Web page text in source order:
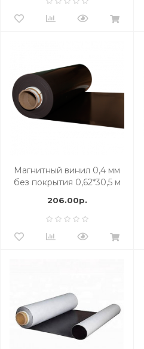
Магнитный винил 0,4 мм
без покрытия 0,62*30,5 м
206.00р.